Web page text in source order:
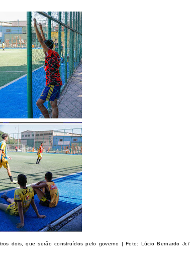
dois, que serão construídos pelo governo | Foto: Lúcio Bernardo Jr./